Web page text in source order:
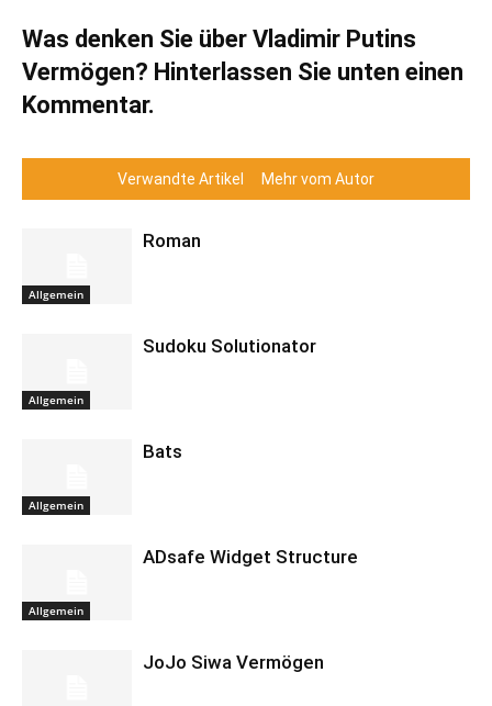
Was denken Sie über Vladimir Putins
Vermögen? Hinterlassen Sie unten einen
Kommentar.
Verwandte Artikel Mehr vom Autor
Allgemein
Roman
Allgemein
Sudoku Solutionator
Allgemein
Bats
Allgemein
ADsafe Widget Structure
JoJo Siwa Vermögen